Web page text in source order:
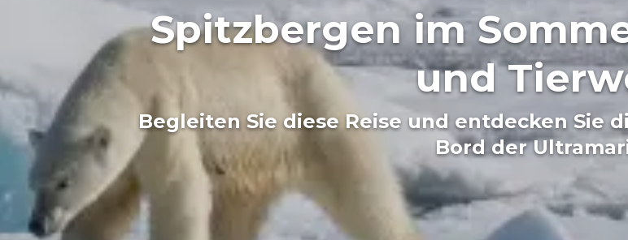
Spitzbergen im
und
Begleiten Sie diese Reise und entdecken Sie
Bord der